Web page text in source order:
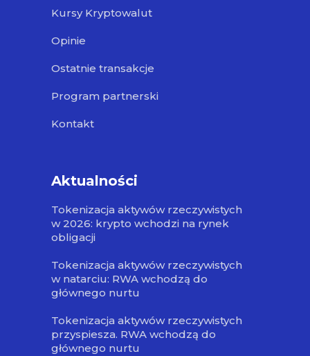
Kursy Kryptowalut
Opinie
Ostatnie transakcje
Program partnerski
Kontakt
Aktualności
Tokenizacja aktywów rzeczywistych
w 2026: krypto wchodzi na rynek
obligacji
Tokenizacja aktywów rzeczywistych
w natarciu: RWA wchodzą do
głównego nurtu
Tokenizacja aktywów rzeczywistych
przyspiesza. RWA wchodzą do
głównego nurtu